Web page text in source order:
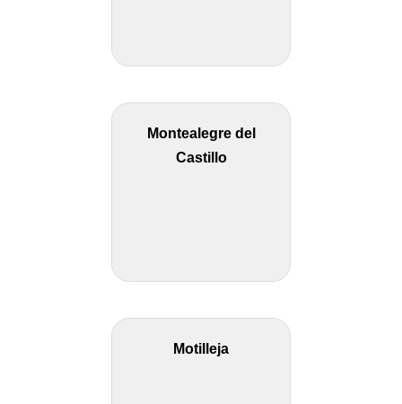
Montealegre del
Castillo
Motilleja